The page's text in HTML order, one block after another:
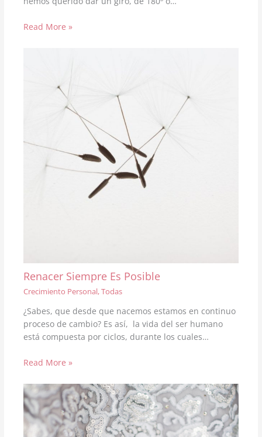
Read More »
Renacer Siempre Es Posible
Crecimiento Personal,Todas
¿Sabes, que desde que nacemos estamos en continuo
proceso de cambio? Es así, la vida del ser humano
está compuesta por ciclos, durante los cuales…
Read More »